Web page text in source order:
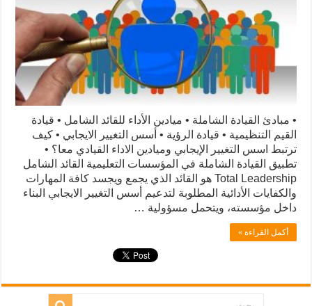
• مبادئ القيادة الشاملة • ميادين الأداء للقائد الشامل • قيادة
القيم التنظيمية • قيادة الرؤية • أسس التغيير الايجابي • كيف
ترتبط اسس التغيير الإيجابي وميادين الاداء القيادي معا؟ •
تطبيق القيادة الشاملة في المؤسسات التعليمية القائد الشامل
Total Leadership هو القائد الذي يجمع ويجسد كافة المهارات
والكفايات الأدائية المطلوبة لتدعيم أسس التغيير الايجابي البناء
داخل مؤسسته، ويتحمل مسؤولية …
أكمل القراءة »